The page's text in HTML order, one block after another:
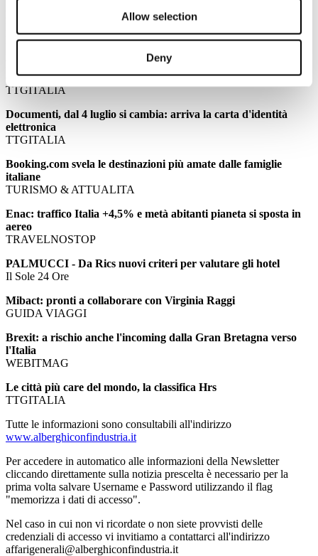
Allow selection
Deny
Effetto TripAdvisor: «Abbiamo generato 600mila viaggi in
L'AGENZIA DI VIAGGI
Brexit, i timori dell'Abta: "Le vacanze degli inglesi costeranno
di più"
TTGITALIA
Documenti, dal 4 luglio si cambia: arriva la carta d'identità
elettronica
TTGITALIA
Booking.com svela le destinazioni più amate dalle famiglie
italiane
TURISMO & ATTUALITA
Enac: traffico Italia +4,5% e metà abitanti pianeta si sposta in
aereo
TRAVELNOSTOP
PALMUCCI - Da Rics nuovi criteri per valutare gli hotel
Il Sole 24 Ore
Mibact: pronti a collaborare con Virginia Raggi
GUIDA VIAGGI
Brexit: a rischio anche l'incoming dalla Gran Bretagna verso
l'Italia
WEBITMAG
Le città più care del mondo, la classifica Hrs
TTGITALIA
Tutte le informazioni sono consultabili all'indirizzo
www.alberghiconfindustria.it
Per accedere in automatico alle informazioni della Newsletter
cliccando direttamente sulla notizia prescelta è necessario per la
prima volta salvare Username e Password utilizzando il flag
"memorizza i dati di accesso".
Nel caso in cui non vi ricordate o non siete provvisti delle
credenziali di accesso vi invitiamo a contattarci all'indirizzo
affarigenerali@alberghiconfindustria.it